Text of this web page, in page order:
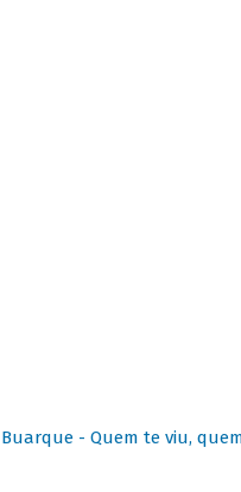
Buarque - Quem te viu,